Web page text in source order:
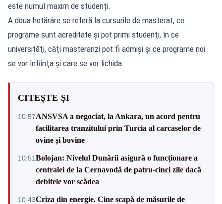
este numul maxim de studenți.
A doua hotărâre se referă la cursurile de masterat, ce
programe sunt acreditate şi pot primi studenţi, în ce
universităţi, câţi masteranzi pot fi admişi şi ce programe noi
se vor înfiinţa şi care se vor lichida.
CITEȘTE ȘI
10:57ANSVSA a negociat, la Ankara, un acord pentru
facilitarea tranzitului prin Turcia al carcaselor de
ovine și bovine
10:51Bolojan: Nivelul Dunării asigură o funcționare a
centralei de la Cernavodă de patru-cinci zile dacă
debitele vor scădea
10:43Criza din energie. Cine scapă de măsurile de